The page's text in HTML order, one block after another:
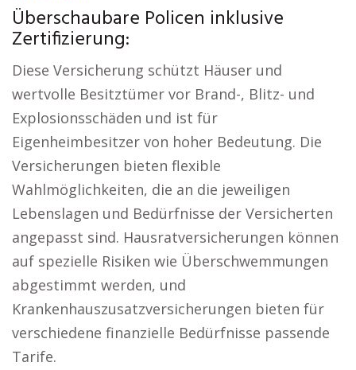
Überschaubare Policen inklusive
Zertifizierung:
Diese Versicherung schützt Häuser und
wertvolle Besitztümer vor Brand-, Blitz- und
Explosionsschäden und ist für
Eigenheimbesitzer von hoher Bedeutung. Die
Versicherungen bieten flexible
Wahlmöglichkeiten, die an die jeweiligen
Lebenslagen und Bedürfnisse der Versicherten
angepasst sind. Hausratversicherungen können
auf spezielle Risiken wie Überschwemmungen
abgestimmt werden, und
Krankenhauszusatzversicherungen bieten für
verschiedene finanzielle Bedürfnisse passende
Tarife.